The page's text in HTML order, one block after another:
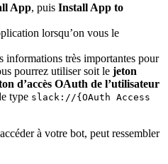
App, puis Install App to
lorsqu’on vous le
informations très importantes pour
pourrez utiliser soit le jeton
d’accès OAuth de l’utilisateur
type slack://{OAuth Access
à votre bot, peut ressembler